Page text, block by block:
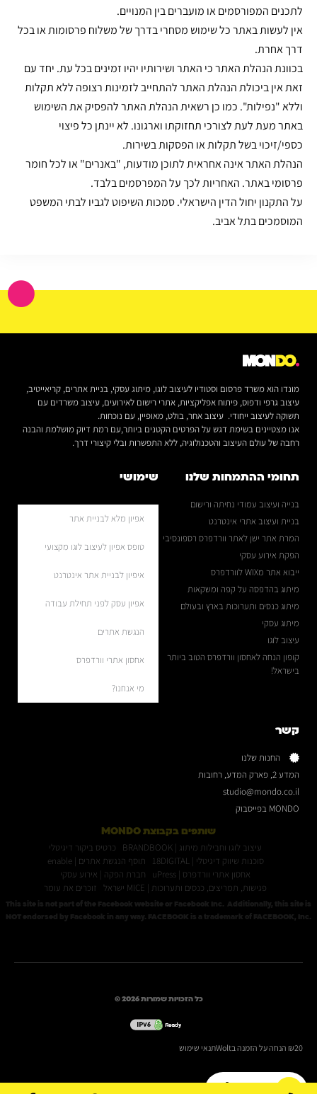
לתכנים המפורסמים או מועברים בין המנויים.
אין לעשות באתר כל שימוש מסחרי בדרך של משלוח פרסומות או בכל
דרך אחרת.
בכוונת הנהלת האתר כי האתר ושירותיו יהיו זמינים בכל עת. יחד עם
זאת אין ביכולת הנהלת האתר להתחייב לזמינות רצופה ללא תקלות
וללא "נפילות". כמו כן רשאית הנהלת האתר להפסיק את השימוש
באתר מעת לעת לצורכי תחזוקתו וארגונו. לא יינתן כל פיצוי
כספי/זיכוי בשל תקלות או הפסקות בשירות.
הנהלת האתר אינה אחראית לתוכן מודעות, "באנרים" או לכל חומר
פרסומי באתר. האחריות לכך על המפרסמים בלבד.
על התקנון יחול הדין הישראלי. סמכות השיפוט לגביו לבתי המשפט
המוסמכים בתל אביב.
ייעוץ אונליין
מונדו הוא משרד פרסום וסטודיו לעיצוב לוגו, מיתוג עסקי, בניית אתרים, קריאייטיב,
עיצוב גרפי ודפוס, פיתוח אפליקציות, אתרי רישום לאירועים, עיצוב משרדים עם
תשוקה לעיצוב ייחודי. עיצוב אחר, בולט, מאופיין, עם נוכחות.
אנו מצטיינים בשימת דגש על הפרטים הקטנים ביותר,עם רמת דיוק מושלמת והבנה
רחבה של עולם העיצוב והטכנולוגיה, ללא התפשרות ובלי קיצורי דרך.
תחומי ההתמחות שלנו
בנייה ועיצוב עמודי נחיתה ורישום
בניית ועיצוב אתרי אינטרנט
המרת אתר ישן לאתר וורדפרס רספונסיבי
הפקת אירוע עסקי
ייבוא אתר מWIX לוורדפרס
מיתוג בהדפסה על קפה ומשקאות
מיתוג כנסים ותערוכות בארץ ובעולם
מיתוג עסקי
עיצוב לוגו
קופון הנחה לאחסון וורדפרס הטוב ביותר
בישראל!
שימושי
אפיון מלא לבניית אתר
טופס אפיון לעיצוב לוגו מקצועי
איפיון לבניית אתר אינטרנט
אפיון עסק לפני תחילת עבודה
הנגשת אתרים
אחסון אתרי וורדפרס
מי אנחנו?
קשר
החנות שלנו
המדע 2, פארק המדע, רחובות
studio@mondo.co.il
MONDO בפייסבוק
שותפים בקבוצת MONDO
עיצוב לוגו וחבילות מיתוג | BRANDBOOK
כרטיס ביקור דיגיטלי
סוכנות שיווק דיגיטלי | 18DIGITAL
תוסף הנגשת אתרים | enable
אחסון אתרי וורדפרס | uPress
חברת הפקה | אירוע עסקי
פגישות, תמריצים, כנסים ותערוכות | MICE ישראל
זוכרים את עומר
This site is not part of the Facebook website or Facebook Inc. Additionally, this site is
NOT endorsed by Facebook in any way. FACEBOOK is a trademark of FACEBOOK, Inc.
כל הזכויות שמורות 2026 ©
₪20 הנחה על הזמנה בWolt תנאי שימוש